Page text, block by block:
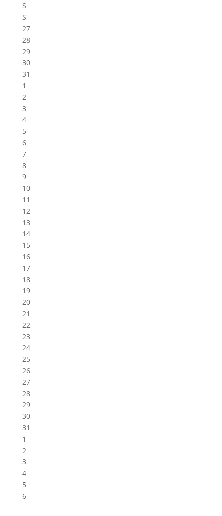
S
S
27
28
29
30
31
1
2
3
4
5
6
7
8
9
10
11
12
13
14
15
16
17
18
19
20
21
22
23
24
25
26
27
28
29
30
31
1
2
3
4
5
6